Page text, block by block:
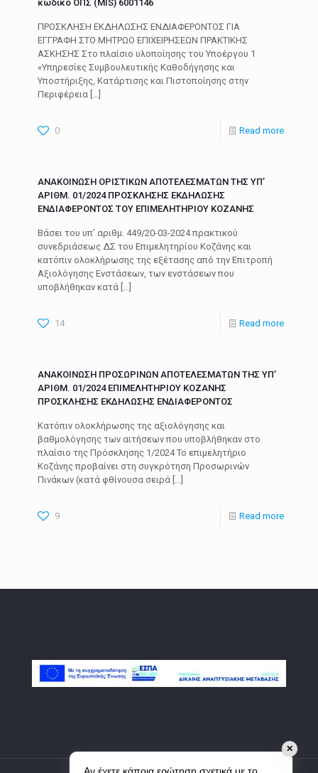
κωδικό ΟΠΣ (MIS) 6001146
ΠΡΟΣΚΛΗΣΗ ΕΚΔΗΛΩΣΗΣ ΕΝΔΙΑΦΕΡΟΝΤΟΣ ΓΙΑ
ΕΓΓΡΑΦΗ ΣΤΟ ΜΗΤΡΩΟ ΕΠΙΧΕΙΡΗΣΕΩΝ ΠΡΑΚΤΙΚΗΣ
ΑΣΚΗΣΗΣ Στο πλαίσιο υλοποίησης του Υποέργου 1
«Υπηρεσίες Συμβουλευτικής Καθοδήγησης και
Υποστήριξης, Κατάρτισης και Πιστοποίησης στην
Περιφέρεια […]
0 Read more
ΑΝΑΚΟΙΝΩΣΗ ΟΡΙΣΤΙΚΩΝ ΑΠΟΤΕΛΕΣΜΑΤΩΝ ΤΗΣ ΥΠ’
ΑΡΙΘΜ. 01/2024 ΠΡΟΣΚΛΗΣΗΣ ΕΚΔΗΛΩΣΗΣ
ΕΝΔΙΑΦΕΡΟΝΤΟΣ ΤΟΥ ΕΠΙΜΕΛΗΤΗΡΙΟΥ ΚΟΖΑΝΗΣ
Βάσει του υπ’ αριθμ. 449/20-03-2024 πρακτικού
συνεδριάσεως ΔΣ του Επιμελητηρίου Κοζάνης και
κατόπιν ολοκλήρωσης της εξέτασης από την Επιτροπή
Αξιολόγησης Ενστάσεων, των ενστάσεων που
υποβλήθηκαν κατά […]
14 Read more
ΑΝΑΚΟΙΝΩΣΗ ΠΡΟΣΩΡΙΝΩΝ ΑΠΟΤΕΛΕΣΜΑΤΩΝ ΤΗΣ ΥΠ’
ΑΡΙΘΜ. 01/2024 ΕΠΙΜΕΛΗΤΗΡΙΟΥ ΚΟΖΑΝΗΣ
ΠΡΟΣΚΛΗΣΗΣ ΕΚΔΗΛΩΣΗΣ ΕΝΔΙΑΦΕΡΟΝΤΟΣ
Κατόπιν ολοκλήρωσης της αξιολόγησης και
βαθμολόγησης των αιτήσεων που υποβλήθηκαν στο
πλαίσιο της Πρόσκλησης 1/2024 Το επιμελητήριο
Κοζάνης προβαίνει στη συγκρότηση Προσωρινών
Πινάκων (κατά φθίνουσα σειρά […]
9 Read more
✕